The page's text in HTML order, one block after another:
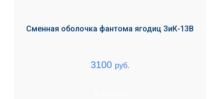
Сменная оболочка фантома ягодиц ЗиК-13В
3100 руб.